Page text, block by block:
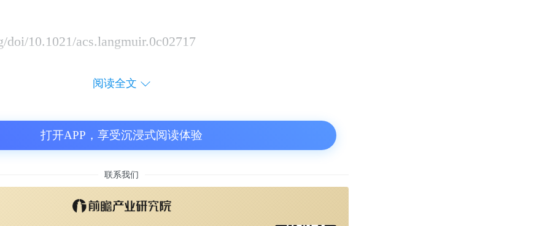
doi/10.1021/acs.langmuir.0c02717
阅读全文
打开APP，享受沉浸式阅读体验
联系我们